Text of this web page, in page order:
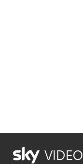
VIDEO